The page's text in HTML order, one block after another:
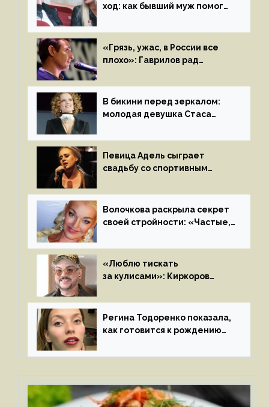
ход: как бывший муж помог
«Грязь, ужас, в России все
плохо»: Гаврилов рад
иноагентов
В бикини перед зеркалом:
молодая девушка Стаса
на камеру
Певица Адель сыграет
свадьбу со спортивным
летом
Волочкова раскрыла секрет
своей стройности: «Частые,
«Люблю тискать
за кулисами»: Киркоров
к молодой особе
Регина Тодоренко показала,
как готовится к рождению